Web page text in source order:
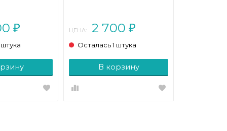
₽ ЦЕНА: 2 700 ₽
Осталась 1 штука
В корзину